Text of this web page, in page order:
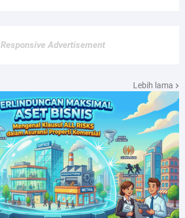
Responsive Advertisement
Lebih lama